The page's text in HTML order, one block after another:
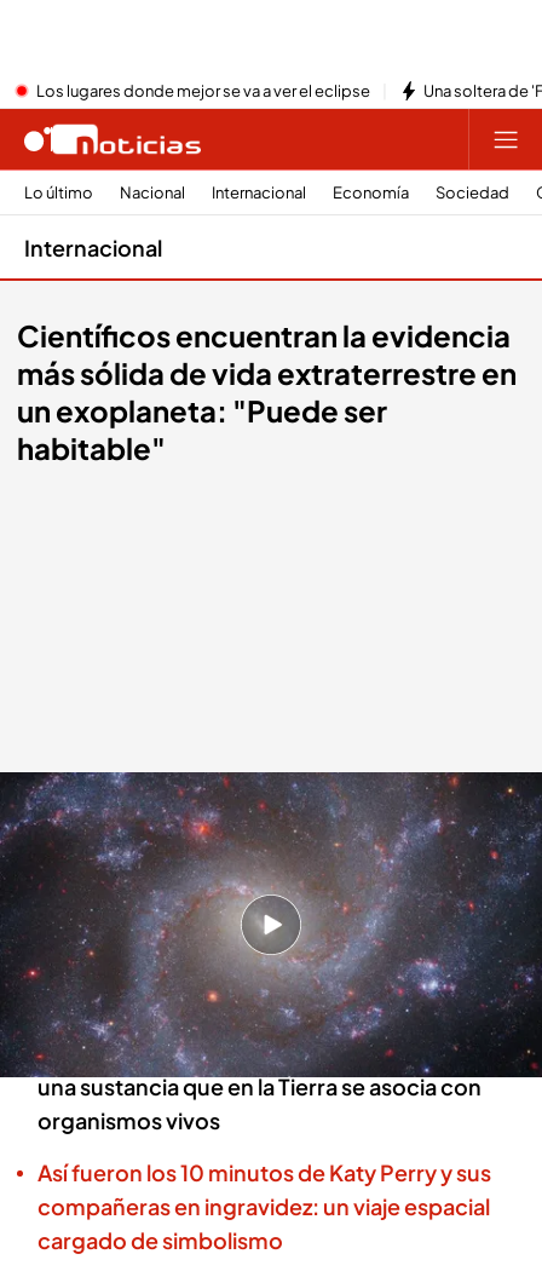
Los lugares donde mejor se va a ver el eclipse Una soltera de
Lo último Nacional Internacional Economía Sociedad
Internacional
Científicos encuentran la evidencia
más sólida de vida extraterrestre en
un exoplaneta: "Puede ser
habitable"
Hallan la evidencia más sólida de vida extraterrestre
Redacción digital Noticias Cuatro Patricia Pereda
17 ABR 2025 - 16:47h.
Un exoplaneta situado a 124 años luz del
Sistema Solar está en el punto de mira de los
científicos
Este exoplaneta tiene dimetil sulfuro (DMS),
una sustancia que en la Tierra se asocia con
organismos vivos
Así fueron los 10 minutos de Katy Perry y sus
compañeras en ingravidez: un viaje espacial
cargado de simbolismo